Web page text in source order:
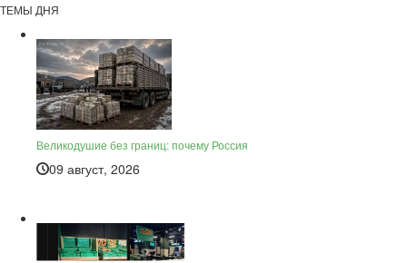
ТЕМЫ ДНЯ
Великодушие без границ: почему Россия
09 август, 2026